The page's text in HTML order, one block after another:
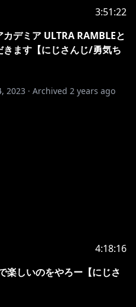
3:51:22
カデミア ULTRA RAMBLEと
ます【にじさんじ/勇気ち
2023 · Archived 2 years ago
4:18:16
楽しいのをやろー【にじさ